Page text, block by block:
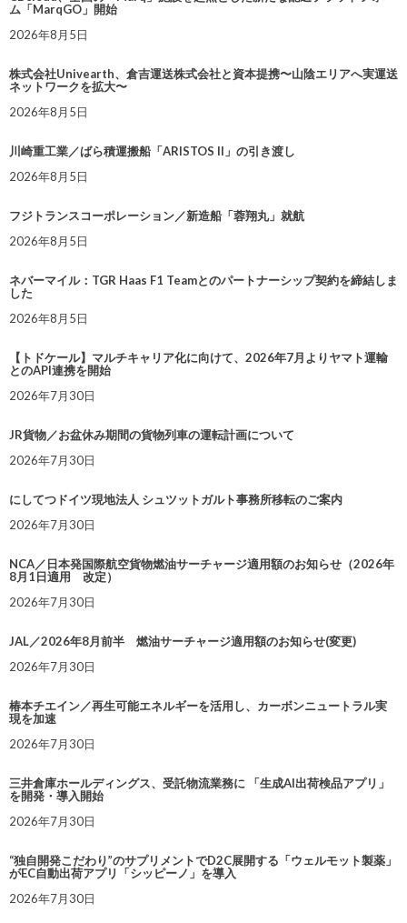
ム「MarqGO」開始
2026年8月5日
株式会社Univearth、倉吉運送株式会社と資本提携〜山陰エリアへ実運送
ネットワークを拡大〜
2026年8月5日
川崎重工業／ばら積運搬船「ARISTOS II」の引き渡し
2026年8月5日
フジトランスコーポレーション／新造船「蓉翔丸」就航
2026年8月5日
ネバーマイル：TGR Haas F1 Teamとのパートナーシップ契約を締結しま
した
2026年8月5日
【トドケール】マルチキャリア化に向けて、2026年7月よりヤマト運輸
とのAPI連携を開始
2026年7月30日
JR貨物／お盆休み期間の貨物列車の運転計画について
2026年7月30日
にしてつドイツ現地法人 シュツットガルト事務所移転のご案内
2026年7月30日
NCA／日本発国際航空貨物燃油サーチャージ適用額のお知らせ（2026年
8月1日適用 改定）
2026年7月30日
JAL／2026年8月前半 燃油サーチャージ適用額のお知らせ(変更)
2026年7月30日
椿本チエイン／再生可能エネルギーを活用し、カーボンニュートラル実
現を加速
2026年7月30日
三井倉庫ホールディングス、受託物流業務に 「生成AI出荷検品アプリ」
を開発・導入開始
2026年7月30日
“独自開発こだわり”のサプリメントでD2C展開する「ウェルモット製薬」
がEC自動出荷アプリ「シッピーノ」を導入
2026年7月30日